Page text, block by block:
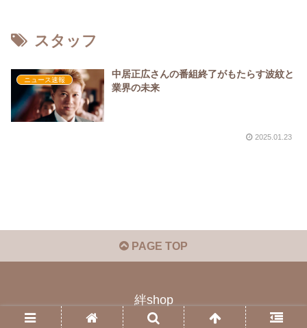
スタッフ
ニュース速報
中居正広さんの番組終了がもたらす波紋と
業界の未来
2025.01.23
PAGE TOP
絆shop
© 2023 絆shop.